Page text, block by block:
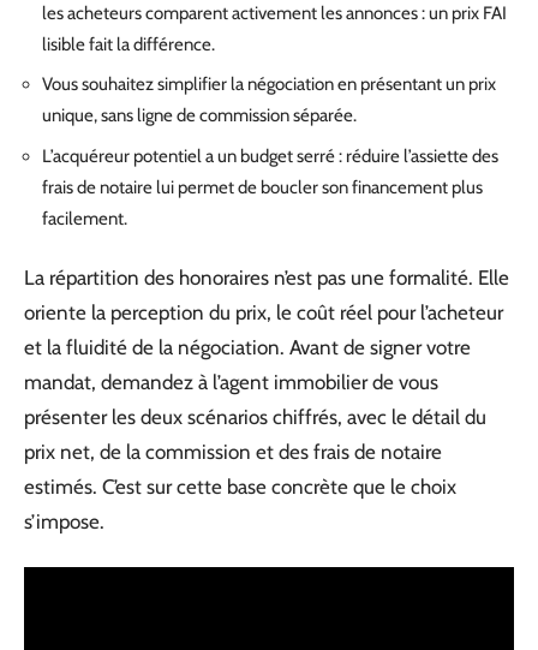
les acheteurs comparent activement les annonces : un prix FAI
lisible fait la différence.
Vous souhaitez simplifier la négociation en présentant un prix
unique, sans ligne de commission séparée.
L’acquéreur potentiel a un budget serré : réduire l’assiette des
frais de notaire lui permet de boucler son financement plus
facilement.
La répartition des honoraires n’est pas une formalité. Elle
oriente la perception du prix, le coût réel pour l’acheteur
et la fluidité de la négociation. Avant de signer votre
mandat, demandez à l’agent immobilier de vous
présenter les deux scénarios chiffrés, avec le détail du
prix net, de la commission et des frais de notaire
estimés. C’est sur cette base concrète que le choix
s’impose.